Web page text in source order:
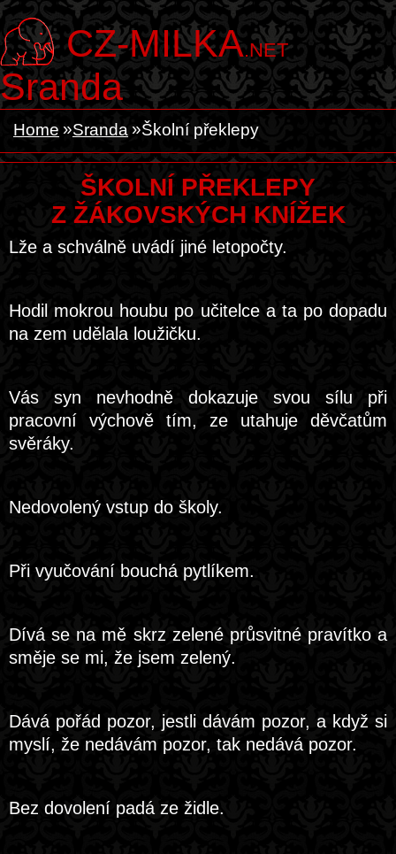
CZ-MILKA.NET
Sranda
Home Sranda Školní překlepy
ŠKOLNÍ PŘEKLEPY
Z ŽÁKOVSKÝCH KNÍŽEK
Lže a schválně uvádí jiné letopočty.
Hodil mokrou houbu po učitelce a ta po dopadu
na zem udělala loužičku.
Vás syn nevhodně dokazuje svou sílu při
pracovní výchově tím, ze utahuje děvčatům
svěráky.
Nedovolený vstup do školy.
Při vyučování bouchá pytlíkem.
Dívá se na mě skrz zelené průsvitné pravítko a
směje se mi, že jsem zelený.
Dává pořád pozor, jestli dávám pozor, a když si
myslí, že nedávám pozor, tak nedává pozor.
Bez dovolení padá ze židle.